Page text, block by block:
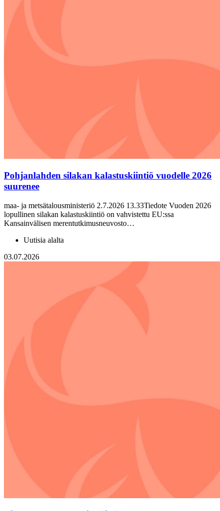
Pohjanlahden silakan kalastuskiintiö vuodelle 2026
suurenee
maa- ja metsätalousministeriö 2.7.2026 13.33Tiedote Vuoden 2026
lopullinen silakan kalastuskiintiö on vahvistettu EU:ssa
Kansainvälisen merentutkimusneuvosto…
Uutisia alalta
03.07.2026